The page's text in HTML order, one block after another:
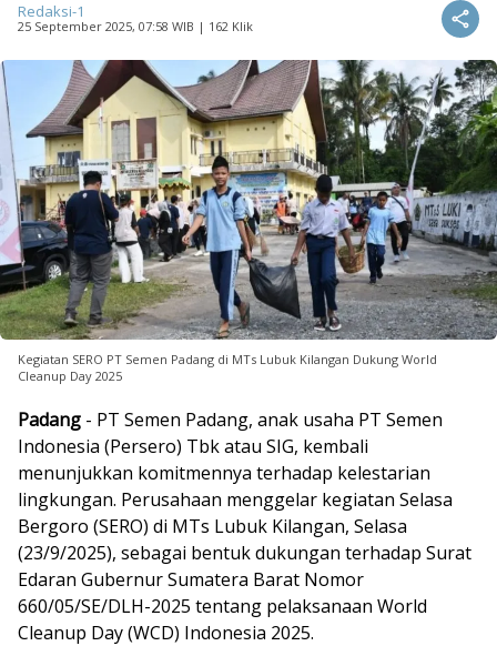
Redaksi-1
25 September 2025, 07:58 WIB | 162 Klik
Kegiatan SERO PT Semen Padang di MTs Lubuk Kilangan Dukung World
Cleanup Day 2025
Padang - PT Semen Padang, anak usaha PT Semen
Indonesia (Persero) Tbk atau SIG, kembali
menunjukkan komitmennya terhadap kelestarian
lingkungan. Perusahaan menggelar kegiatan Selasa
Bergoro (SERO) di MTs Lubuk Kilangan, Selasa
(23/9/2025), sebagai bentuk dukungan terhadap Surat
Edaran Gubernur Sumatera Barat Nomor
660/05/SE/DLH-2025 tentang pelaksanaan World
Cleanup Day (WCD) Indonesia 2025.